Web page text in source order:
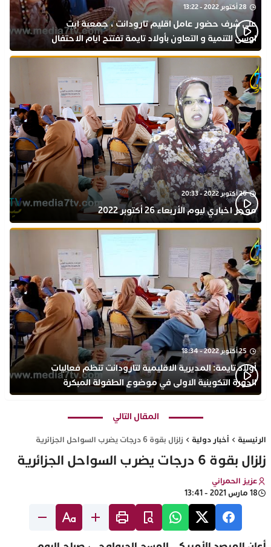
28 أكتوبر 2022 - 13:22
على شرف حضور عامل اقليم تارودانت ، جمعية ايت
اوسى للتنمية و التعاون بأولاد تايمة تفتتح ايام الاحتفال
بذكرى المولد النبوي
26 أكتوبر 2022 - 20:33
موجز اخباري ليوم الأربعاء 26 أكتوبر 2022
25 أكتوبر 2022 - 18:34
أولاد تايمة: المديرية الاقليمية لتارودانت تنظم فعاليات
الدورة التكوينية الاولى في موضوع الطفولة المبكرة
بمركز التكوين ثانوية الحسن الثاني التأهيلية
المقال التالي
الرئيسية أخبار دولية زلزال بقوة 6 درجات يضرب السواحل الجزائرية
زلزال بقوة 6 درجات يضرب السواحل الجزائرية
عزيز الحمراني
18 مارس 2021 - 13:41